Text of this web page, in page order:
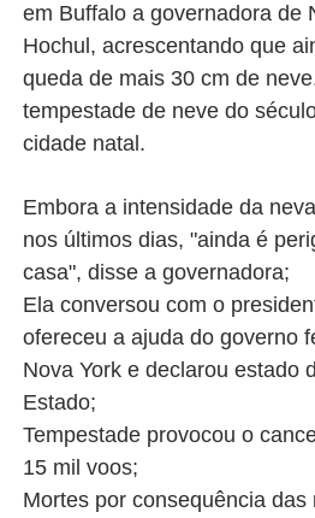
em Buffalo a governadora de
Hochul, acrescentando que
queda de mais 30 cm de
tempestade de neve do
cidade natal.
Embora a intensidade da
nos últimos dias, "ainda é
casa", disse a governadora;
Ela conversou com o
ofereceu a ajuda do governo
Nova York e declarou estado
Estado;
Tempestade provocou o
15 mil voos;
Mortes por consequência das